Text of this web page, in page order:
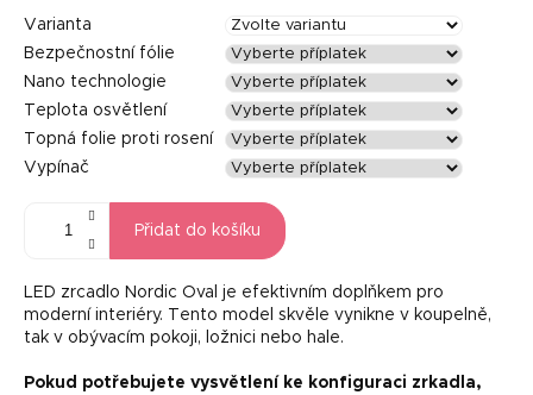
Varianta
Bezpečnostní fólie
Nano technologie
Teplota osvětlení
Topná folie proti rosení
Vypínač
Přidat do košíku
LED zrcadlo Nordic Oval je efektivním doplňkem pro
moderní interiéry. Tento model skvěle vynikne v koupelně,
tak v obývacím pokoji, ložnici nebo hale.
Pokud potřebujete vysvětlení ke konfiguraci zrkadla,